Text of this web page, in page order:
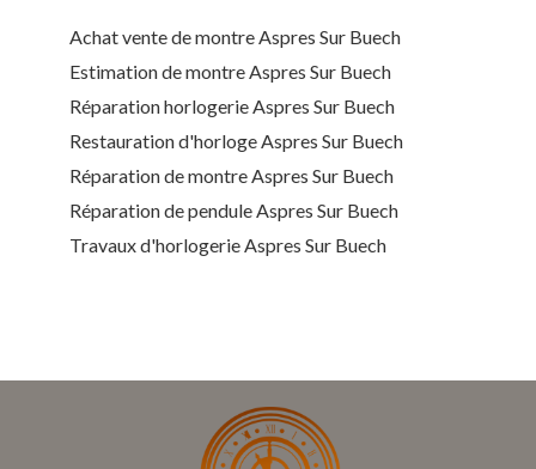
Achat vente de montre Aspres Sur Buech
Estimation de montre Aspres Sur Buech
Réparation horlogerie Aspres Sur Buech
Restauration d'horloge Aspres Sur Buech
Réparation de montre Aspres Sur Buech
Réparation de pendule Aspres Sur Buech
Travaux d'horlogerie Aspres Sur Buech